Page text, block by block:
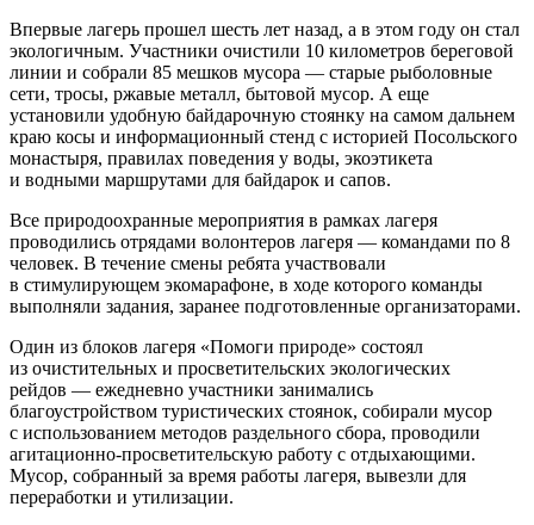
Впервые лагерь прошел шесть лет назад, а в этом году он стал
экологичным. Участники очистили 10 километров береговой
линии и собрали 85 мешков мусора — старые рыболовные
сети, тросы, ржавые металл, бытовой мусор. А еще
установили удобную байдарочную стоянку на самом дальнем
краю косы и информационный стенд с историей Посольского
монастыря, правилах поведения у воды, экоэтикета
и водными маршрутами для байдарок и сапов.
Все природоохранные мероприятия в рамках лагеря
проводились отрядами волонтеров лагеря — командами по 8
человек. В течение смены ребята участвовали
в стимулирующем экомарафоне, в ходе которого команды
выполняли задания, заранее подготовленные организаторами.
Один из блоков лагеря «Помоги природе» состоял
из очистительных и просветительских экологических
рейдов — ежедневно участники занимались
благоустройством туристических стоянок, собирали мусор
с использованием методов раздельного сбора, проводили
агитационно-просветительскую работу с отдыхающими.
Мусор, собранный за время работы лагеря, вывезли для
переработки и утилизации.